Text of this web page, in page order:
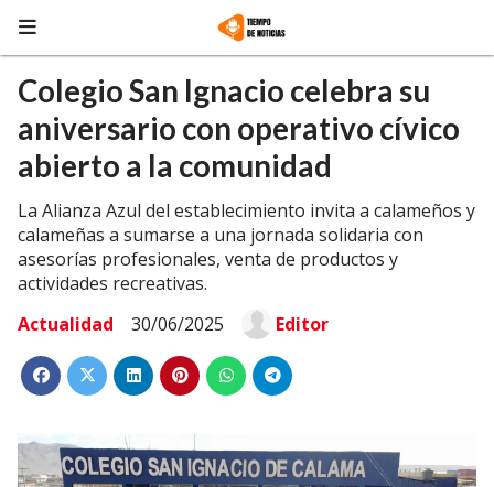
Colegio San Ignacio celebra su
aniversario con operativo cívico
abierto a la comunidad
La Alianza Azul del establecimiento invita a calameños y
calameñas a sumarse a una jornada solidaria con
asesorías profesionales, venta de productos y
actividades recreativas.
Actualidad
30/06/2025 Editor